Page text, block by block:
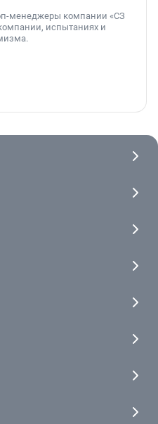
менеджеры компании «СЗ
испытаниях и